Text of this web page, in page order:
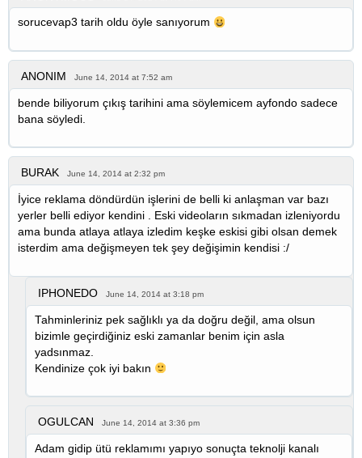
sorucevap3 tarih oldu öyle sanıyorum
ANONIM June 14, 2014 at 7:52 am
bende biliyorum çıkış tarihini ama söylemicem ayfondo sadece
bana söyledi.
BURAK June 14, 2014 at 2:32 pm
İyice reklama döndürdün işlerini de belli ki anlaşman var bazı
yerler belli ediyor kendini . Eski videoların sıkmadan izleniyordu
ama bunda atlaya atlaya izledim keşke eskisi gibi olsan demek
isterdim ama değişmeyen tek şey değişimin kendisi :/
IPHONEDO June 14, 2014 at 3:18 pm
Tahminleriniz pek sağlıklı ya da doğru değil, ama olsun
bizimle geçirdiğiniz eski zamanlar benim için asla
yadsınmaz.
Kendinize çok iyi bakın
OGULCAN June 14, 2014 at 3:36 pm
Adam gidip ütü reklamımı yapıyo sonuçta teknolji kanalı